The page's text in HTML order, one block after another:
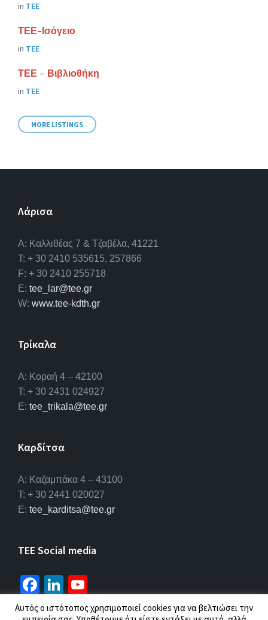
in ΤΕΕ
ΤΕΕ-Ισόγειο
in ΤΕΕ
ΤΕΕ – Βιβλιοθήκη
in ΤΕΕ
MORE LISTINGS
Λάρισα
A: Καλλιθέας 7 & Τζαβέλα, 41221
T: + 30 2410 535615, 257866
F: + 30 2410 255718
E: tee_lar@tee.gr
W: www.tee-kdth.gr
Τρίκαλα
Α: Κοραή 4 – 42100
T: + 30 2431 024927
E: tee_trikala@tee.gr
Καρδίτσα
Α: Καζαμπάκα 4 – 43100
T: + 30 2441 020027
E: tee_karditsa@tee.gr
TEE Social media
Fa
ce
Li
n u
Αυτός ο ιστότοπος χρησιμοποιεί cookies για να βελτιώσει την